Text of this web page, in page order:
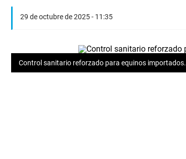
29 de octubre de 2025 - 11:35
Control sanitario reforzado para equinos importados.